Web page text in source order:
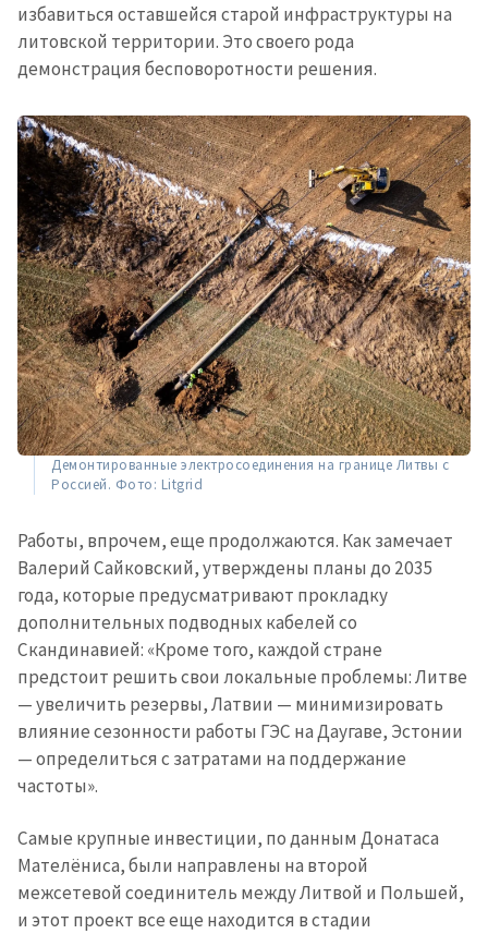
избавиться оставшейся старой инфраструктуры на
литовской территории. Это своего рода
демонстрация бесповоротности решения.
Демонтированные электросоединения на границе Литвы с
Россией. Фото: Litgrid
Работы, впрочем, еще продолжаются. Как замечает
Валерий Сайковский, утверждены планы до 2035
года, которые предусматривают прокладку
дополнительных подводных кабелей со
Скандинавией: «Кроме того, каждой стране
предстоит решить свои локальные проблемы: Литве
— увеличить резервы, Латвии — минимизировать
влияние сезонности работы ГЭС на Даугаве, Эстонии
— определиться с затратами на поддержание
частоты».
Самые крупные инвестиции, по данным Донатаса
Мателёниса, были направлены на второй
межсетевой соединитель между Литвой и Польшей,
и этот проект все еще находится в стадии